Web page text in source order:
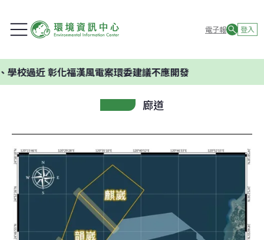
電子報 登入
彰化福漢風電案環委建議不應開發
廊道